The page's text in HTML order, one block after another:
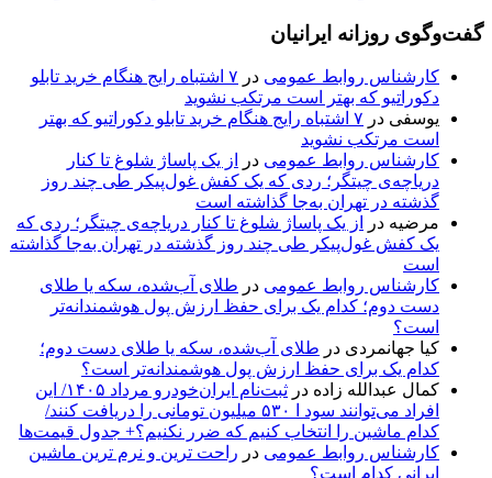
گفت‌وگوی روزانه ایرانیان
کارشناس روابط عمومی در
۷ اشتباه رایج هنگام خرید تابلو
دکوراتیو که بهتر است مرتکب نشوید
یوسفی در
۷ اشتباه رایج هنگام خرید تابلو دکوراتیو که بهتر
است مرتکب نشوید
کارشناس روابط عمومی در
از یک پاساژ شلوغ تا کنار
دریاچه‌ی چیتگر؛ ردی که یک کفش غول‌پیکر طی چند روز
گذشته در تهران به‌جا گذاشته است
مرضیه در
از یک پاساژ شلوغ تا کنار دریاچه‌ی چیتگر؛ ردی که
یک کفش غول‌پیکر طی چند روز گذشته در تهران به‌جا گذاشته
است
کارشناس روابط عمومی در طلای آب‌شده، سکه یا طلای
دست دوم؛ کدام یک برای حفظ ارزش پول هوشمندانه‌تر
است؟
کیا جهانمردی در طلای آب‌شده، سکه یا طلای دست دوم؛
کدام یک برای حفظ ارزش پول هوشمندانه‌تر است؟
کمال عبدالله زاده در
ثبت‌نام ایران‌خودرو مرداد ۱۴۰۵/ این
افراد می‌توانند سود ا ۵۳۰ میلیون تومانی را دریافت کنند/
کدام ماشین را انتخاب کنیم که ضرر نکنیم؟+ جدول قیمت‌ها
کارشناس روابط عمومی در راحت ترین و نرم ترین ماشین
ایرانی کدام است؟